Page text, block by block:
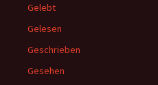
Gelebt
Gelesen
Geschrieben
Gesehen